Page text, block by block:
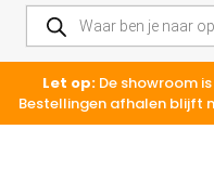
Let op: De showroom
Bestellingen afhalen blijft